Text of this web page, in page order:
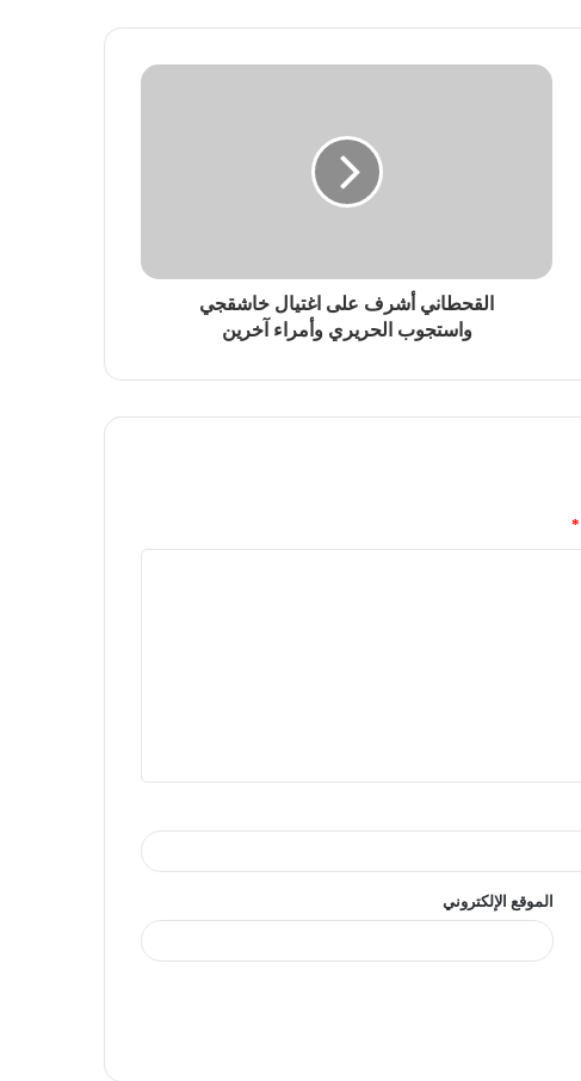
القحطاني أشرف على اغتيال خاشقجي
واستجوب الحريري وأمراء آخرين
*
الموقع الإلكتروني